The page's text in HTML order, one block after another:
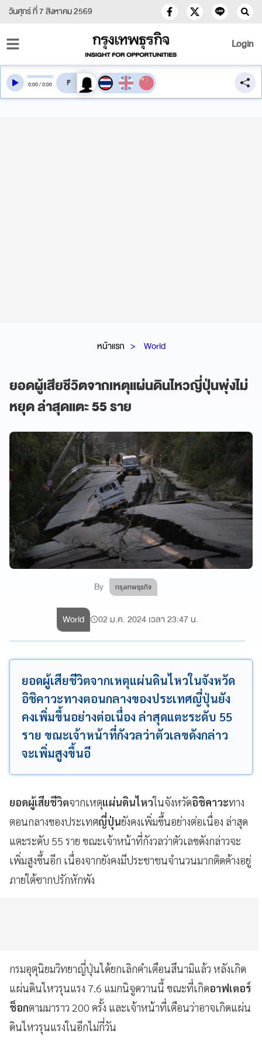
วันศุกร์ ที่ 7 สิงหาคม 2569
Login
หน้าแรก World
ยอดผู้เสียชีวิตจากเหตุแผ่นดินไหวญี่ปุ่นพุ่งไม่
หยุด ล่าสุดแตะ 55 ราย
By กรุงเทพธุรกิจ
0:00/0:00 สลับเสียงอ่าน
World 02 ม.ค. 2024 เวลา 23:47 น.
ยอดผู้เสียชีวิตจากเหตุแผ่นดินไหวในจังหวัด
อิชิคาวะทางตอนกลางของประเทศญี่ปุ่นยัง
คงเพิ่มขึ้นอย่างต่อเนื่อง ล่าสุดแตะระดับ 55
ราย ขณะเจ้าหน้าที่กังวลว่าตัวเลขดังกล่าว
จะเพิ่มสูงขึ้นอี
ยอดผู้เสียชีวิตจากเหตุแผ่นดินไหวในจังหวัดอิชิคาวะทาง
ตอนกลางของประเทศญี่ปุ่นยังคงเพิ่มขึ้นอย่างต่อเนื่อง ล่าสุด
แตะระดับ 55 ราย ขณะเจ้าหน้าที่กังวลว่าตัวเลขดังกล่าวจะ
เพิ่มสูงขึ้นอีก เนื่องจากยังคงมีประชาชนจำนวนมากติดค้างอยู่
ภายใต้ซากปรักหักพัง
กรมอุตุนิยมวิทยาญี่ปุ่นได้ยกเลิกคำเตือนสึนามิแล้ว หลังเกิด
แผ่นดินไหวรุนแรง 7.6 แมกนิจูดวานนี้ ขณะที่เกิดอาฟเตอร์
ช็อกตามมาราว 200 ครั้ง และเจ้าหน้าที่เตือนว่าอาจเกิดแผ่น
ดินไหวรุนแรงในอีกไม่กี่วัน